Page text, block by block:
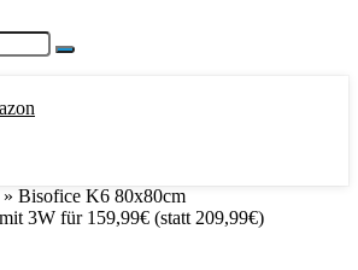
» Bisofice K6 80x80cm
3W für 159,99€ (statt 209,99€)